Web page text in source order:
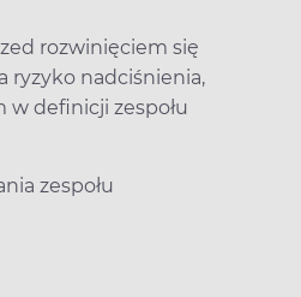
rozwinięciem się
ryzyko nadciśnienia,
w definicji zespołu
zespołu